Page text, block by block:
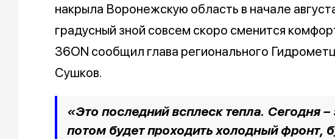
накрыла Воронежскую область в начале
градусный зной совсем скоро сменится
36ON сообщил глава регионального
Сушков.
«Это последний всплеск тепла. Сегодня
потом будет проходить холодный фронт,